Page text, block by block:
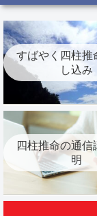
すばやく四柱推
し込み
四柱推命の通信
明